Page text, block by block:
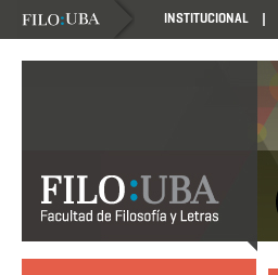
INSTITUCIONAL